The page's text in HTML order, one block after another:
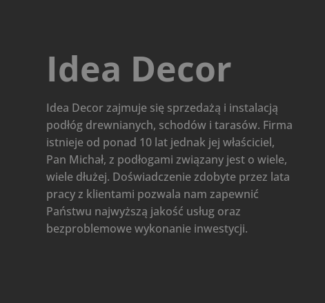
Idea Decor
Idea Decor zajmuje się sprzedażą i instalacją
podłóg drewnianych, schodów i tarasów. Firma
istnieje od ponad 10 lat jednak jej właściciel,
Pan Michał, z podłogami związany jest o wiele,
wiele dłużej. Doświadczenie zdobyte przez lata
pracy z klientami pozwala nam zapewnić
Państwu najwyższą jakość usług oraz
bezproblemowe wykonanie inwestycji.